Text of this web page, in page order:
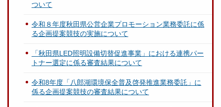
ついて
令和８年度秋田県公営企業プロモーション業務委託に係
る企画提案競技の実施について
「秋田県LED照明設備切替促進事業」における連携パー
トナー選定に係る審査結果について
令和8年度「八郎湖環境保全普及啓発推進業務委託」に
係る企画提案競技の審査結果について